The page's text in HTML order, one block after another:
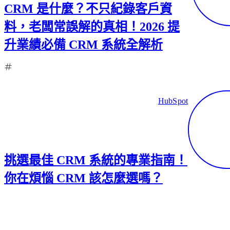
CRM 是什麼？不只紀錄客戶資
料，老闆常誤解的真相！2026 提
升業績必備 CRM 系統全解析
HubSpot
挑選最佳 CRM 系統的專業指南！
你在煩惱 CRM 該怎麼選嗎？